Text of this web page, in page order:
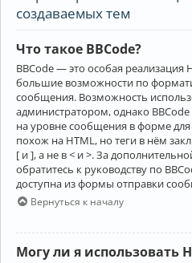
создаваемых тем
Что такое BBCode?
BBCode — это особая реализация
большие возможности по
сообщения. Возможность
администратором, однако
на уровне сообщения в форме для
похож на HTML, но теги в нём
[ и ], а не в < и >. За
обратитесь к руководству по
доступна из формы отправки
Вернуться к началу
Могу ли я использовать